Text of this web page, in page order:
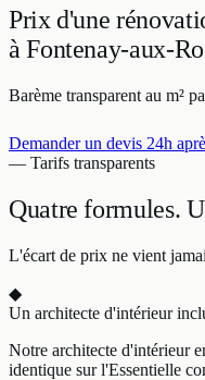
Prix d'une
àFontenay-aux-
Barème transparent au m²
Demander un devis 24h
— Tarifs transparents
Quatre formules.
L'écart de prix ne vient
◆
Un architecte d'intérieur
Notre architecte d'intérieur
identique sur l'Essentielle